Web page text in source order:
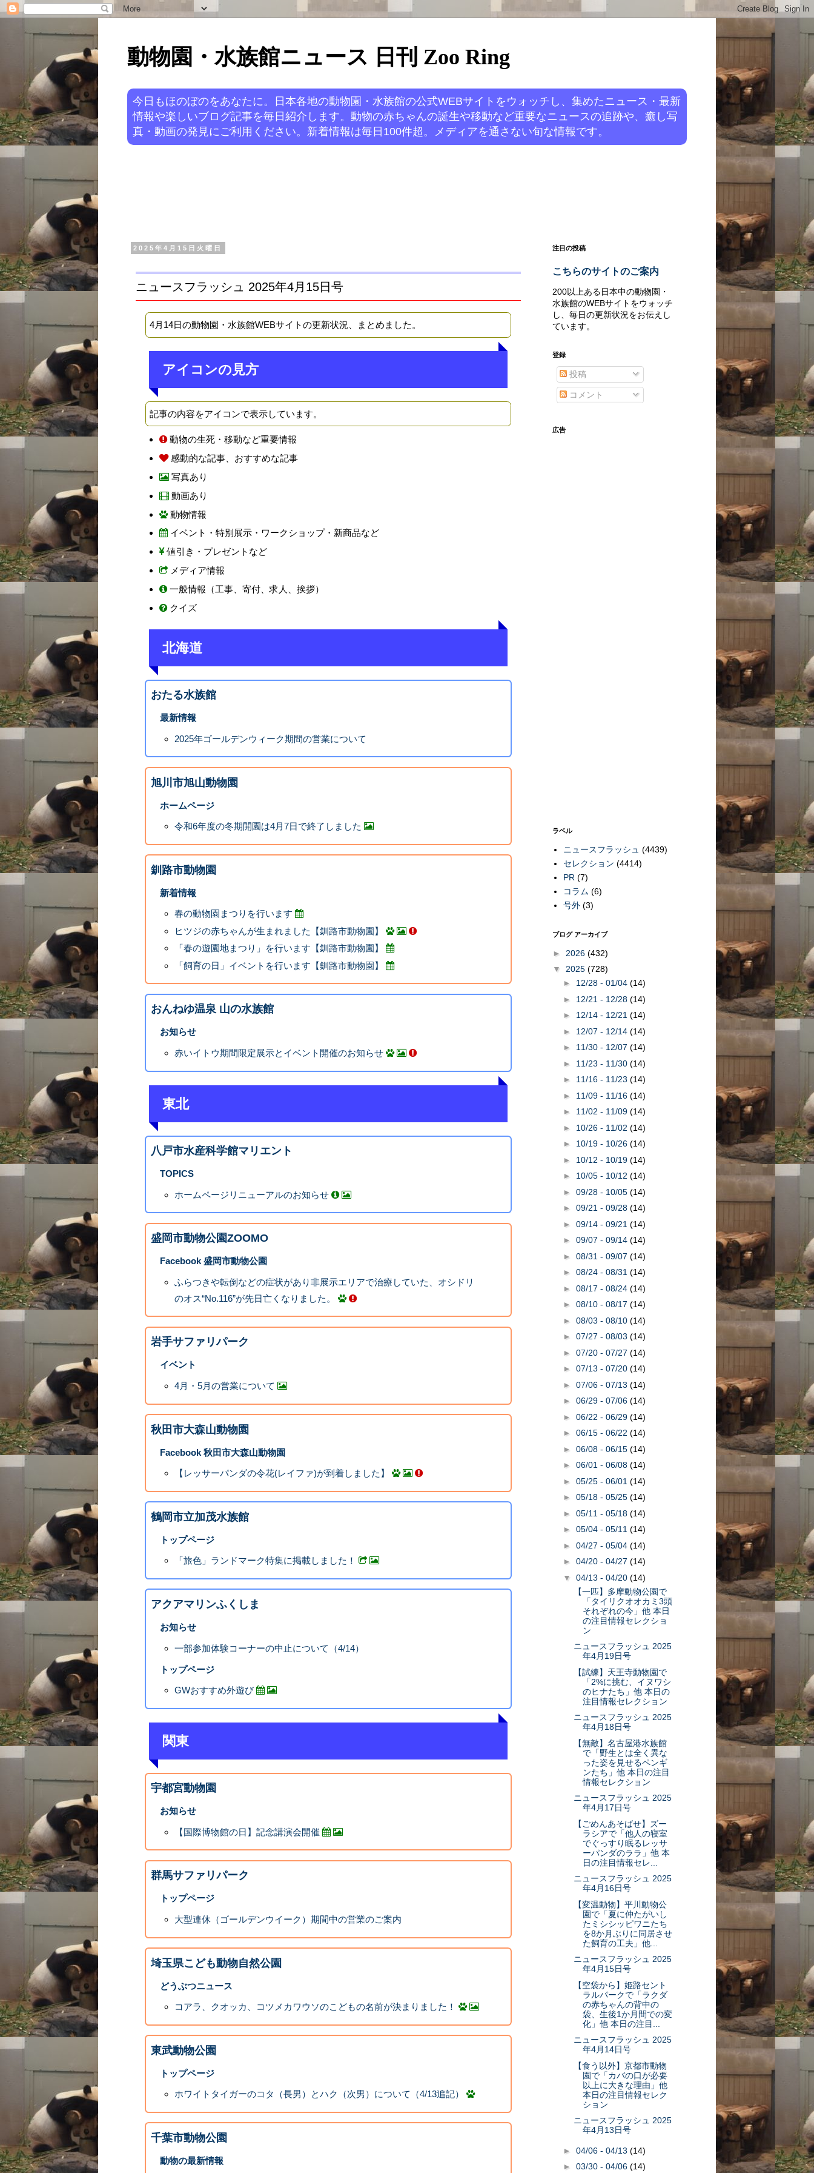
動物園・水族館ニュース 日刊 Zoo Ring
今日もほのぼのをあなたに。日本各地の動物園・水族館の公式WEBサイトをウォッチし、集めたニュース・最新
情報や楽しいブログ記事を毎日紹介します。動物の赤ちゃんの誕生や移動など重要なニュースの追跡や、癒し写
真・動画の発見にご利用ください。新着情報は毎日100件超。メディアを通さない旬な情報です。
2025年4月15日火曜日
ニュースフラッシュ 2025年4月15日号
4月14日の動物園・水族館WEBサイトの更新状況、まとめました。
アイコンの見方
記事の内容をアイコンで表示しています。
動物の生死・移動など重要情報
感動的な記事、おすすめな記事
写真あり
動画あり
動物情報
イベント・特別展示・ワークショップ・新商品など
値引き・プレゼントなど
メディア情報
一般情報（工事、寄付、求人、挨拶）
クイズ
北海道
おたる水族館
最新情報
2025年ゴールデンウィーク期間の営業について
旭川市旭山動物園
ホームページ
令和6年度の冬期開園は4月7日で終了しました
釧路市動物園
新着情報
春の動物園まつりを行います
ヒツジの赤ちゃんが生まれました【釧路市動物園】
「春の遊園地まつり」を行います【釧路市動物園】
「飼育の日」イベントを行います【釧路市動物園】
おんねゆ温泉 山の水族館
お知らせ
赤いイトウ期間限定展示とイベント開催のお知らせ
東北
八戸市水産科学館マリエント
TOPICS
ホームページリニューアルのお知らせ
盛岡市動物公園ZOOMO
Facebook 盛岡市動物公園
ふらつきや転倒などの症状があり非展示エリアで治療していた、オシドリ
のオス“No.116”が先日亡くなりました。
岩手サファリパーク
イベント
4月・5月の営業について
秋田市大森山動物園
Facebook 秋田市大森山動物園
【レッサーパンダの令花(レイファ)が到着しました】
鶴岡市立加茂水族館
トップページ
「旅色」ランドマーク特集に掲載しました！
アクアマリンふくしま
お知らせ
一部参加体験コーナーの中止について（4/14）
トップページ
GWおすすめ外遊び
関東
宇都宮動物園
お知らせ
【国際博物館の日】記念講演会開催
群馬サファリパーク
トップページ
大型連休（ゴールデンウイーク）期間中の営業のご案内
埼玉県こども動物自然公園
どうぶつニュース
コアラ、クオッカ、コツメカワウソのこどもの名前が決まりました！
東武動物公園
トップページ
ホワイトタイガーのコタ（長男）とハク（次男）について（4/13追記）
千葉市動物公園
動物の最新情報
注目の投稿
こちらのサイトのご案内
200以上ある日本中の動物園・
水族館のWEBサイトをウォッチ
し、毎日の更新状況をお伝えし
ています。
登録
投稿
コメント
広告
ラベル
ニュースフラッシュ (4439)
セレクション (4414)
PR (7)
コラム (6)
号外 (3)
ブログ アーカイブ
► 2026 (432)
▼ 2025 (728)
► 12/28 - 01/04 (14)
► 12/21 - 12/28 (14)
► 12/14 - 12/21 (14)
► 12/07 - 12/14 (14)
► 11/30 - 12/07 (14)
► 11/23 - 11/30 (14)
► 11/16 - 11/23 (14)
► 11/09 - 11/16 (14)
► 11/02 - 11/09 (14)
► 10/26 - 11/02 (14)
► 10/19 - 10/26 (14)
► 10/12 - 10/19 (14)
► 10/05 - 10/12 (14)
► 09/28 - 10/05 (14)
► 09/21 - 09/28 (14)
► 09/14 - 09/21 (14)
► 09/07 - 09/14 (14)
► 08/31 - 09/07 (14)
► 08/24 - 08/31 (14)
► 08/17 - 08/24 (14)
► 08/10 - 08/17 (14)
► 08/03 - 08/10 (14)
► 07/27 - 08/03 (14)
► 07/20 - 07/27 (14)
► 07/13 - 07/20 (14)
► 07/06 - 07/13 (14)
► 06/29 - 07/06 (14)
► 06/22 - 06/29 (14)
► 06/15 - 06/22 (14)
► 06/08 - 06/15 (14)
► 06/01 - 06/08 (14)
► 05/25 - 06/01 (14)
► 05/18 - 05/25 (14)
► 05/11 - 05/18 (14)
► 05/04 - 05/11 (14)
► 04/27 - 05/04 (14)
► 04/20 - 04/27 (14)
▼ 04/13 - 04/20 (14)
【一匹】多摩動物公園で
「タイリクオオカミ3頭
それぞれの今」他 本日
の注目情報セレクショ
ン
ニュースフラッシュ 2025
年4月19日号
【試練】天王寺動物園で
「2%に挑む、イヌワシ
のヒナたち」他 本日の
注目情報セレクション
ニュースフラッシュ 2025
年4月18日号
【無敵】名古屋港水族館
で「野生とは全く異な
った姿を見せるペンギ
ンたち」他 本日の注目
情報セレクション
ニュースフラッシュ 2025
年4月17日号
【ごめんあそばせ】ズー
ラシアで「他人の寝室
でぐっすり眠るレッサ
ーパンダのララ」他 本
日の注目情報セレ...
ニュースフラッシュ 2025
年4月16日号
【変温動物】平川動物公
園で「夏に仲たがいし
たミシシッピワニたち
を8か月ぶりに同居させ
た飼育の工夫」他...
ニュースフラッシュ 2025
年4月15日号
【空袋から】姫路セント
ラルパークで「ラクダ
の赤ちゃんの背中の
袋、生後1か月間での変
化」他 本日の注目...
ニュースフラッシュ 2025
年4月14日号
【食う以外】京都市動物
園で「カバの口が必要
以上に大きな理由」他
本日の注目情報セレク
ション
ニュースフラッシュ 2025
年4月13日号
► 04/06 - 04/13 (14)
► 03/30 - 04/06 (14)